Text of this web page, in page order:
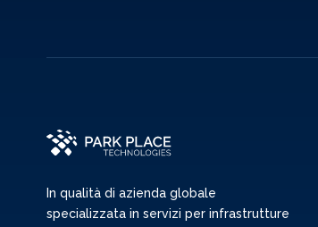
In qualità di azienda globale
specializzata in servizi per infrastrutture